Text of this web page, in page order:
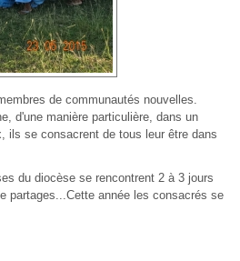
de communautés nouvelles.
d'une manière particulière, dans un
ils se consacrent de tous leur être dans
du diocèse se rencontrent 2 à 3 jours
partages...Cette année les consacrés se